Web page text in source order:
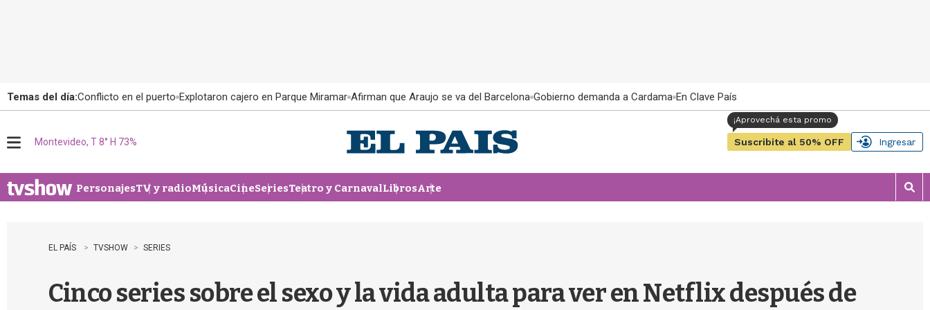
Temas del día:Conflicto en el puerto Explotaron cajero en Parque Miramar Afirman que Araujo se va del Barcelona Gobierno demanda a Cardama En Clave País
u
Montevideo, T 8° H 73% Suscribite al 50% OFF Ingresar
PersonajesTV y radioMúsicaCineSeriesTeatro y CarnavalLibrosArte
M
o
EL PAÍS TVSHOW SERIES
Cinco series sobre el sexo y la vida adulta para ver en Netflix después de